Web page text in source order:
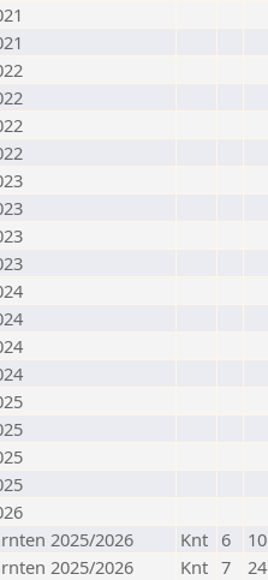
2025/2026 Knt 6
2025/2026 Knt 7